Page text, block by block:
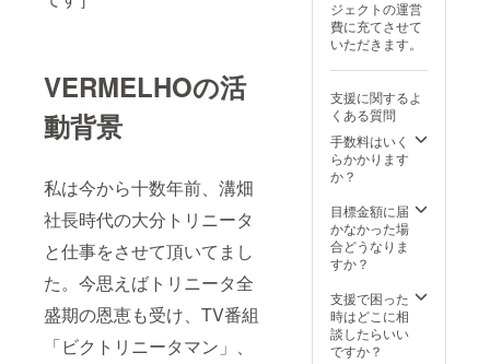
VERMELHOの活
動背景
私は今から十数年前、溝畑
社長時代の大分トリニータ
と仕事をさせて頂いてまし
た。今思えばトリニータ全
盛期の恩恵も受け、TV番組
「ビクトリニータマン」、
150cm
×幅約
17cm
・素
リエス
テル ・
仕様：
両面プ
リン
リンジ
付き ・
納期：
プロ
ト終了
後、
2026/27
年シー
ジェクトの運営
費に充てさせて
いただきます。
支援に関するよ
くある質問
手数料はいく
らかかります
か？
目標金額に届
かなかった場
合どうなりま
すか？
支援で困った
時はどこに相
談したらいい
ですか？